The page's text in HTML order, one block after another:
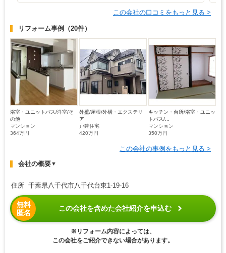
この会社の口コミをもっと見る >
リフォーム事例 （20件）
浴室・ユニットバス/洋室/そ
の他
マンション
364万円
外壁/屋根/外構・エクステリ
ア
戸建住宅
420万円
キッチン・台所/浴室・ユニッ
トバス/...
マンション
350万円
この会社の事例をもっと見る >
会社の概要▼
住所 千葉県八千代市八千代台東1-19-16
無料
匿名
この会社を含めた会社紹介を申込む
※リフォーム内容によっては、
この会社をご紹介できない場合があります。